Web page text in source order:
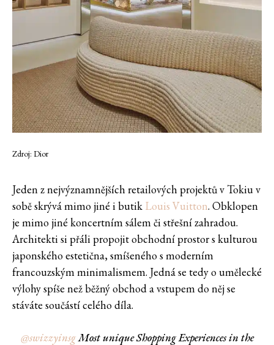
Zdroj: Dior
Jeden z nejvýznamnějších retailových projektů v Tokiu v
sobě skrývá mimo jiné i butik Louis Vuitton. Obklopen
je mimo jiné koncertním sálem či střešní zahradou.
Architekti si přáli propojit obchodní prostor s kulturou
japonského estetična, smíšeného s moderním
francouzským minimalismem. Jedná se tedy o umělecké
výlohy spíše než běžný obchod a vstupem do něj se
stáváte součástí celého díla.
@swizzyinsgMost unique Shopping Experiences in the